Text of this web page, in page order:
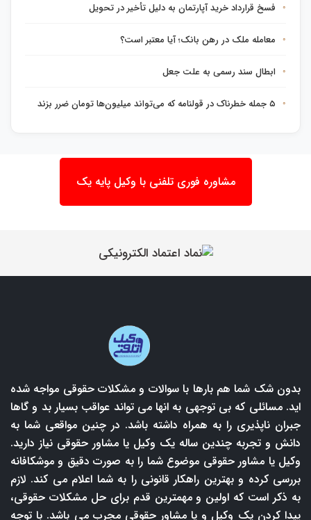
فسخ قرارداد خرید آپارتمان به دلیل تأخیر در تحویل
معامله ملک در رهن بانک؛ آیا معتبر است؟
ابطال سند رسمی به علت جعل
مشاوره فوری تلفنی با وکیل پایه یک
بدون شک شما هم بارها با سوالات و مشکلات حقوقی مواجه شده
اید. مسائلی که بی توجهی به انها می تواند عواقب بسیار بد و گاها
جبران ناپذیری را به همراه داشته باشد. در چنین مواقعی شما به
دانش و تجربه چندین ساله یک وکیل یا مشاور حقوقی نیاز دارید.
وکیل یا مشاور حقوقی موضوع شما را به صورت دقیق و موشکافانه
بررسی کرده و بهترین راهکار قانونی را به شما اعلام می کند. لازم
به ذکر است که اولین و مهمترین قدم برای حل مشکلات حقوقی،
پیدا کردن یک وکیل و یا مشاور حقوقی مجرب می باشد. با توجه